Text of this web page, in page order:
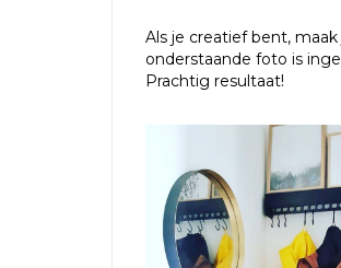
Als je creatief bent,
onderstaande foto is
Prachtig resultaat!